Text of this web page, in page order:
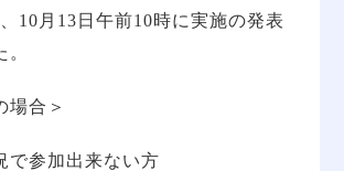
10 月 13 日午前10時に実施の発表
場合＞
参加出来ない方